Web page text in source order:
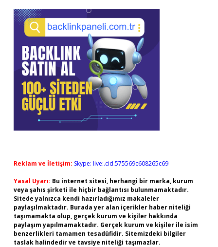
Reklam ve İletişim: Skype: live:.cid.575569c608265c69
Yasal Uyarı: Bu internet sitesi, herhangi bir marka, kurum
veya şahıs şirketi ile hiçbir bağlantısı bulunmamaktadır.
Sitede yalnızca kendi hazırladığımız makaleler
paylaşılmaktadır. Burada yer alan içerikler haber niteliği
taşımamakta olup, gerçek kurum ve kişiler hakkında
paylaşım yapılmamaktadır. Gerçek kurum ve kişiler ile isim
benzerlikleri tamamen tesadüfidir. Sitemizdeki bilgiler
taslak halindedir ve tavsiye niteliği taşımazlar.